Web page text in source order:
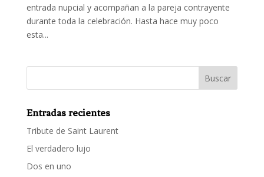
entrada nupcial y acompañan a la pareja contrayente
durante toda la celebración. Hasta hace muy poco
esta...
Entradas recientes
Tribute de Saint Laurent
El verdadero lujo
Dos en uno